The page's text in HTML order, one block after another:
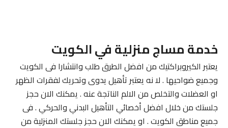
خدمة مساج منزلية في الكويت
يعتبر الكيروبراكتيك من افضل الطرق طلب وانتشارا فى الكويت
وجميع ضواحيها . لا نه يعتبر تأهيل يدوى وتحريك لفقرات الظهر
او العضلات والتخلص من الالم الناتجة عنه . يمكنك الان حجز
جلستك من خلال افضل أخصائي التأهيل البدني والحركي . فى
جميع مناطق الكويت . او يمكنك الان حجز جلستك المنزلية من